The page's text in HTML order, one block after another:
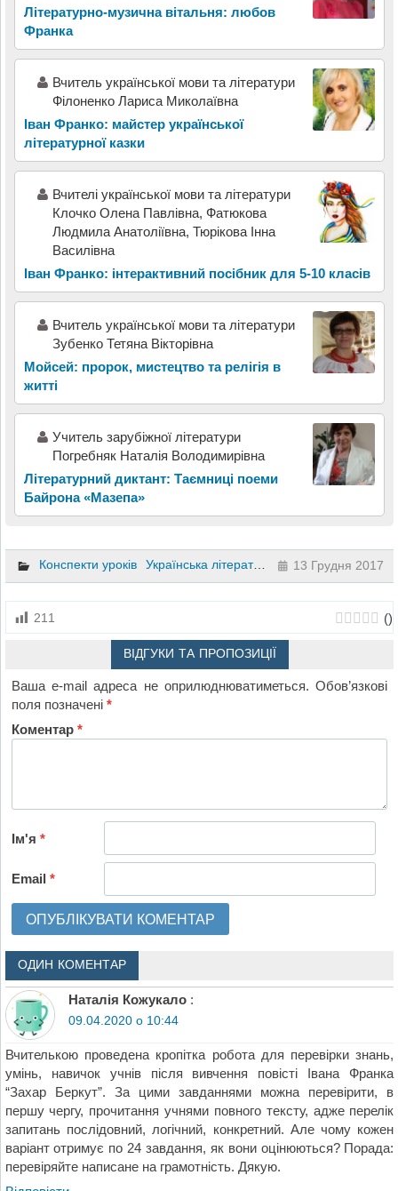
Літературно-музична вітальня: любов
Франка
Вчитель української мови та літератури
Філоненко Лариса Миколаївна
Іван Франко: майстер української
літературної казки
Вчителі української мови та літератури
Клочко Олена Павлівна, Фатюкова
Людмила Анатоліївна, Тюрікова Інна
Василівна
Іван Франко: інтерактивний посібник для 5-10 класів
Вчитель української мови та літератури
Зубенко Тетяна Вікторівна
Мойсей: пророк, мистецтво та релігія в
житті
Учитель зарубіжної літератури
Погребняк Наталія Володимирівна
Літературний диктант: Таємниці поеми
Байрона «Мазепа»
Конспекти уроків Українська література 7 клас
13 Грудня 2017
211 ()
ВІДГУКИ ТА ПРОПОЗИЦІЇ
Ваша e-mail адреса не оприлюднюватиметься. Обов’язкові
поля позначені*
Коментар*
Ім'я*
Email*
ОДИН КОМЕНТАР
Наталія Кожукало :
09.04.2020 о 10:44
Вчителькою проведена кропітка робота для перевірки знань,
умінь, навичок учнів після вивчення повісті Івана Франка
“Захар Беркут”. За цими завданнями можна перевірити, в
першу чергу, прочитання учнями повного тексту, адже перелік
запитань послідовний, логічний, конкретний. Але чому кожен
варіант отримує по 24 завдання, як вони оцінюються? Порада:
перевіряйте написане на грамотність. Дякую.